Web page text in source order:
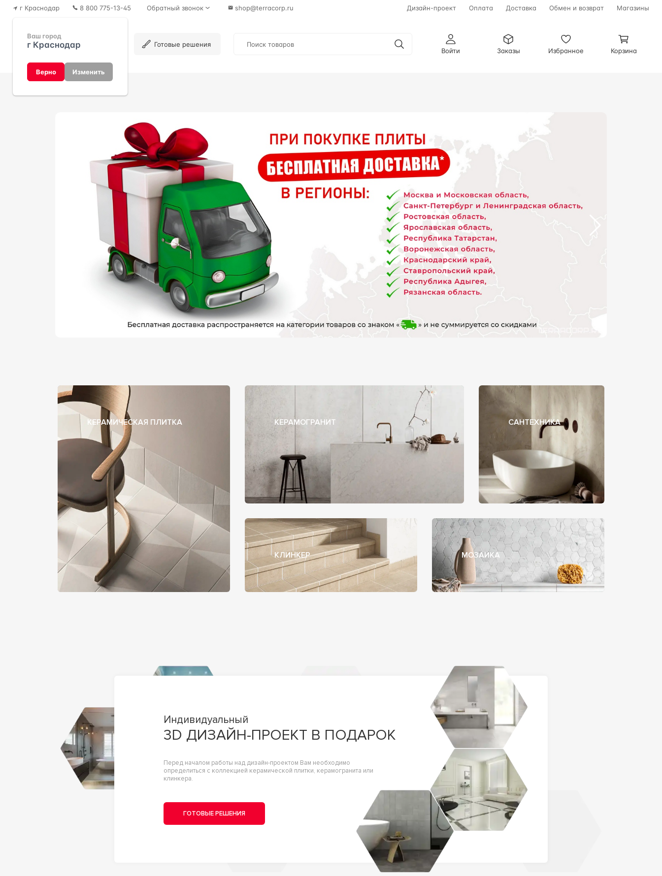
г Краснодар
Ваш город
г Краснодар
Верно Изменить
8 800 775-13-45 Обратный звонок shop@terracorp.ru Дизайн-проект Оплата Доставка Обмен и возврат Магазины
Готовые решения
Войти
Заказы Избранное Корзина
КЕРАМИЧЕСКАЯ ПЛИТКА КЕРАМОГРАНИТ САНТЕХНИКА
КЛИНКЕР МОЗАИКА
Индивидуальный
3D ДИЗАЙН-ПРОЕКТ В ПОДАРОК
Перед началом работы над дизайн-проектом Вам необходимо
определиться с коллекцией керамической плитки, керамогранита или
клинкера.
ГОТОВЫЕ РЕШЕНИЯ